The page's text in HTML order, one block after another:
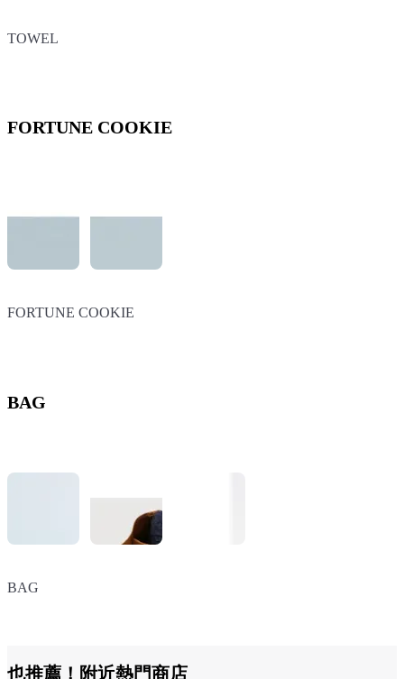
TOWEL
TOWEL
FORTUNE COOKIE
FORTUNE COOKIE
FORTUNE COOKIE
BAG
BAG
BAG
BAG
也推薦！附近熱門商店